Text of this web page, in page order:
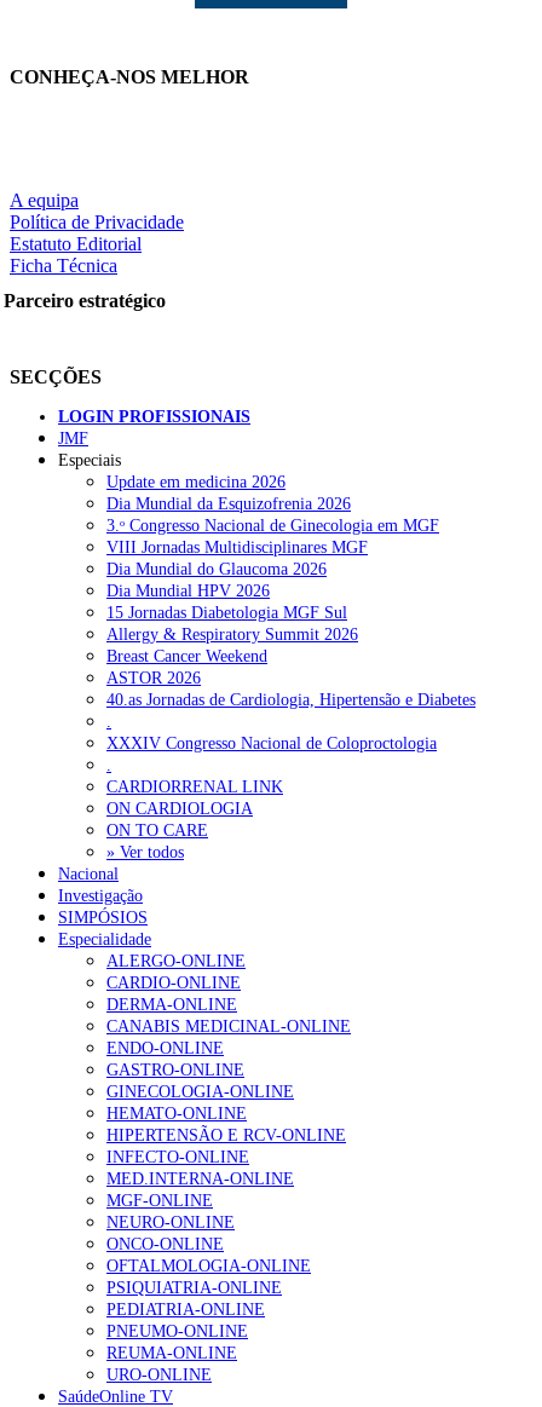
Partilhe nas redes sociais:
NOTÍCIAS RECENTES
Portugal está a formar os médicos de que precisa?
Estudantes de Medicina representados na 79.ª World Health
Assembly 6 de Agosto, 2026
SCORA X-Change Portugal promove formação internacional
em saúde sexual e reprodutiva
ANEM reúne com coordenador do Pacto Estratégico para a
Saúde
Sindicato diz que nova carreira de médicos dentistas reforça
estabilidade no SNS 6 de Agosto, 2026
NOTÍCIAS MAIS LIDAS
Enfermagem Forense. “Da urgência ao tribunal, cada
gesto conta e cada profissional faz a diferença”
202 visualizações
Alguns milhares de utentes podem ficar sem médico de
família com nova regras do registo, alerta associação
175 visualizações
Quase quatro em cada dez doentes com enfarte
apresentavam níveis elevados de Lp(a), revela estudo
86 visualizações
“Os programas de rastreio do cancro do pulmão são
custo-efetivos e representam um investimento
sustentável para os sistemas de saúde”
66 visualizações
CONHEÇA-NOS MELHOR
A equipa
Política de Privacidade
Estatuto Editorial
Ficha Técnica
Parceiro estratégico
SECÇÕES
LOGIN PROFISSIONAIS
JMF
Especiais
Update em medicina 2026
Dia Mundial da Esquizofrenia 2026
3.ᵒ Congresso Nacional de Ginecologia em MGF
VIII Jornadas Multidisciplinares MGF
Dia Mundial do Glaucoma 2026
Dia Mundial HPV 2026
15 Jornadas Diabetologia MGF Sul
Allergy & Respiratory Summit 2026
Breast Cancer Weekend
ASTOR 2026
40.as Jornadas de Cardiologia, Hipertensão e Diabetes
.
XXXIV Congresso Nacional de Coloproctologia
.
CARDIORRENAL LINK
ON CARDIOLOGIA
ON TO CARE
» Ver todos
Nacional
Investigação
SIMPÓSIOS
Especialidade
ALERGO-ONLINE
CARDIO-ONLINE
DERMA-ONLINE
CANABIS MEDICINAL-ONLINE
ENDO-ONLINE
GASTRO-ONLINE
GINECOLOGIA-ONLINE
HEMATO-ONLINE
HIPERTENSÃO E RCV-ONLINE
INFECTO-ONLINE
MED.INTERNA-ONLINE
MGF-ONLINE
NEURO-ONLINE
ONCO-ONLINE
OFTALMOLOGIA-ONLINE
PSIQUIATRIA-ONLINE
PEDIATRIA-ONLINE
PNEUMO-ONLINE
REUMA-ONLINE
URO-ONLINE
SaúdeOnline TV